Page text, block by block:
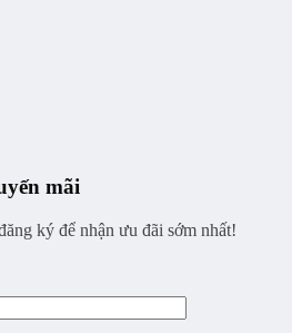
mãi
ký để nhận ưu đãi sớm nhất!